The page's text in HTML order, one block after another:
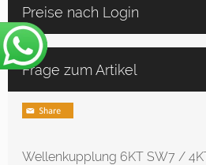
Preise nach Login
Frage zum Artikel
Wellenkupplung 6KT SW7 /